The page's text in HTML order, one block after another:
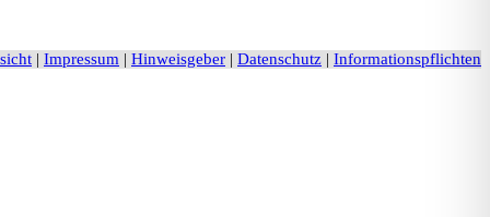
| Impressum | Hinweisgeber | Datenschutz | Informationspflichten